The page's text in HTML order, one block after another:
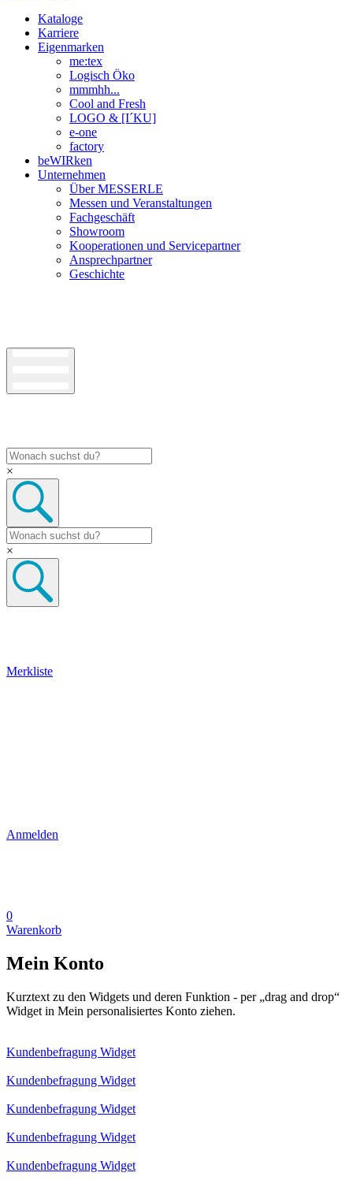
Kataloge
Karriere
Eigenmarken
me:tex
Logisch Öko
mmmhh...
Cool and Fresh
LOGO & [I´KU]
e-one
factory
beWIRken
Unternehmen
Über MESSERLE
Messen und Veranstaltungen
Fachgeschäft
Showroom
Kooperationen und Servicepartner
Ansprechpartner
Geschichte
×
×
Merkliste
Anmelden
0
Warenkorb
Mein Konto
Kurztext zu den Widgets und deren Funktion - per „drag and drop“
Widget in Mein personalisiertes Konto ziehen.
Kundenbefragung Widget
Kundenbefragung Widget
Kundenbefragung Widget
Kundenbefragung Widget
Kundenbefragung Widget